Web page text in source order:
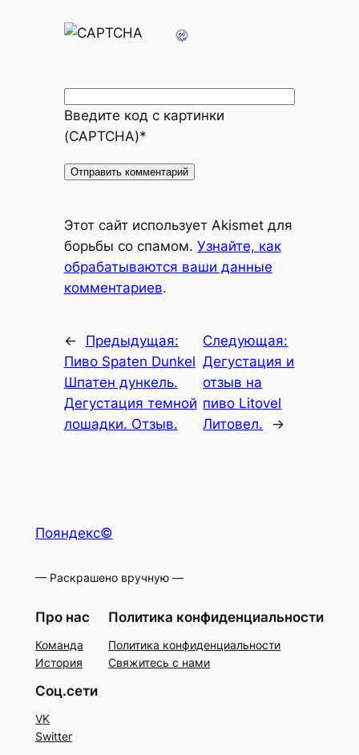
Введите код с картинки
(CAPTCHA)*
Этот сайт использует Akismet для
борьбы со спамом. Узнайте, как
обрабатываются ваши данные
комментариев.
←
Предыдущая:
Пиво Spaten Dunkel
Шпатен дункель.
Дегустация темной
лошадки. Отзыв.
Следующая:
Дегустация и
отзыв на
пиво Litovel
Литовел.
→
Пояндекс©
— Раскрашено вручную —
Про нас
Команда
История
Политика конфиденциальности
Политика конфиденциальности
Свяжитесь с нами
Соц.сети
VK
Switter